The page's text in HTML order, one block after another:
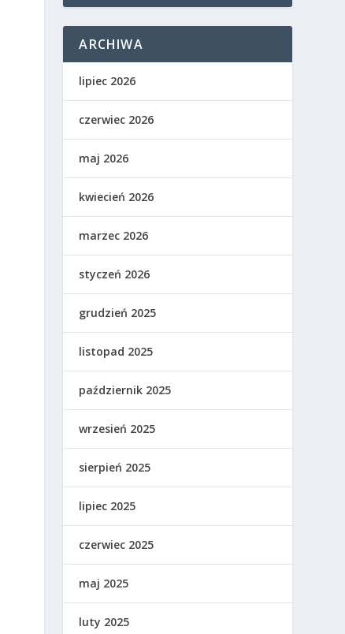
ARCHIWA
lipiec 2026
czerwiec 2026
maj 2026
kwiecień 2026
marzec 2026
styczeń 2026
grudzień 2025
listopad 2025
październik 2025
wrzesień 2025
sierpień 2025
lipiec 2025
czerwiec 2025
maj 2025
luty 2025